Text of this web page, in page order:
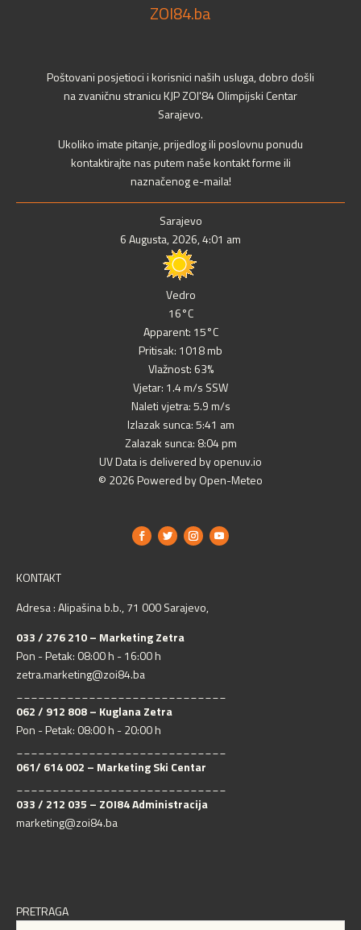
ZOI84.ba
Poštovani posjetioci i korisnici naših usluga, dobro došli
na zvaničnu stranicu KJP ZOI'84 Olimpijski Centar
Sarajevo.
Ukoliko imate pitanje, prijedlog ili poslovnu ponudu
kontaktirajte nas putem naše kontakt forme ili
naznačenog e-maila!
Sarajevo
6 Augusta, 2026, 4:01 am
Vedro
16°C
Apparent: 15°C
Pritisak: 1018 mb
Vlažnost: 63%
Vjetar: 1.4 m/s SSW
Naleti vjetra: 5.9 m/s
Izlazak sunca: 5:41 am
Zalazak sunca: 8:04 pm
UV Data is delivered by openuv.io
© 2026 Powered by Open-Meteo
KONTAKT
Adresa : Alipašina b.b., 71 000 Sarajevo,
033 / 276 210 – Marketing Zetra
Pon - Petak: 08:00 h - 16:00 h
zetra.marketing@zoi84.ba
062 / 912 808 – Kuglana Zetra
Pon - Petak: 08:00 h - 20:00 h
061/ 614 002 – Marketing Ski Centar
033 / 212 035 – ZOI84 Administracija
marketing@zoi84.ba
PRETRAGA